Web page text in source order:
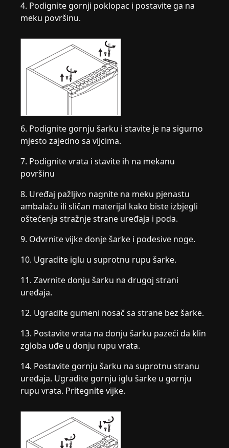
4. Podignite gornji poklopac i postavite ga na
meku površinu.
6. Podignite gornju šarku i stavite je na sigurno
mjesto zajedno sa vijcima.
7. Podignite vrata i stavite ih na mekanu
površinu
8. Uređaj pažljivo nagnite na meku pjenastu
ambalažu ili sličan materijal kako biste izbjegli
oštećenja stražnje strane uređaja i poda.
9. Odvrnite vijke donje šarke i podesive noge.
10. Ugradite iglu u suprotnu rupu šarke.
11. Zavrnite donju šarku na drugoj strani
uređaja.
12. Ugradite gumeni nosač sa strane bez šarke.
13. Postavite vrata na donju šarku pazeći da klin
zgloba uđe u donju rupu vrata.
14. Postavite gornju šarku na suprotnu stranu
uređaja. Ugradite gornju iglu šarke u gornju
rupu vrata. Pritegnite vijke.